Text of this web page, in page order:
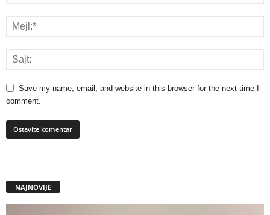
Save my name, email, and website in this browser for the next time I
comment.
NAJNOVIJE